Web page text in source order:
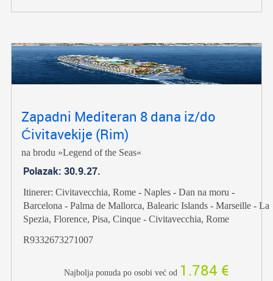
Zapadni Mediteran 8 dana iz/do
Ćivitavekije (Rim)
na brodu »Legend of the Seas«
Polazak: 30.9.27.
Itinerer: Civitavecchia, Rome - Naples - Dan na moru -
Barcelona - Palma de Mallorca, Balearic Islands - Marseille - La
Spezia, Florence, Pisa, Cinque - Civitavecchia, Rome
R9332673271007
Najbolja ponuda po osobi već od 1.784 €